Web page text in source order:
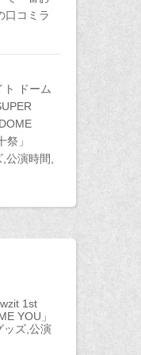
口コミラ
ト ドーム
祭」
演時間,
1st
YOU」
ッズ,公演